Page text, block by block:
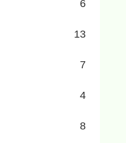
6
13
7
4
8